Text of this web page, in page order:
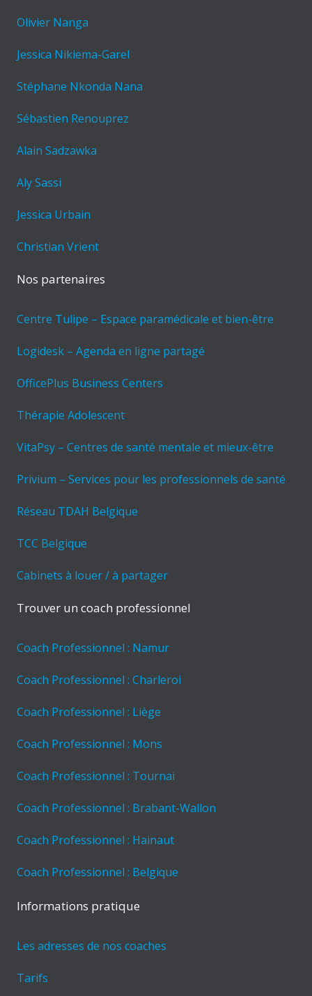
Olivier Nanga
Jessica Nikiema-Garel
Stéphane Nkonda Nana
Sébastien Renouprez
Alain Sadzawka
Aly Sassi
Jessica Urbain
Christian Vrient
Nos partenaires
Centre Tulipe – Espace paramédicale et bien-être
Logidesk – Agenda en ligne partagé
OfficePlus Business Centers
Thérapie Adolescent
VitaPsy – Centres de santé mentale et mieux-être
Privium – Services pour les professionnels de santé
Réseau TDAH Belgique
TCC Belgique
Cabinets à louer / à partager
Trouver un coach professionnel
Coach Professionnel : Namur
Coach Professionnel : Charleroi
Coach Professionnel : Liège
Coach Professionnel : Mons
Coach Professionnel : Tournai
Coach Professionnel : Brabant-Wallon
Coach Professionnel : Hainaut
Coach Professionnel : Belgique
Informations pratique
Les adresses de nos coaches
Tarifs